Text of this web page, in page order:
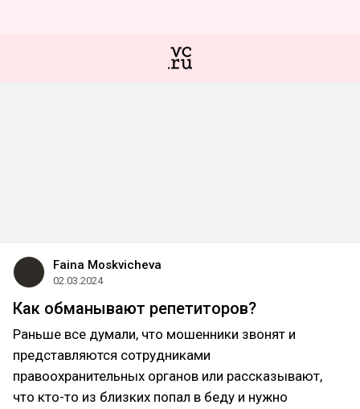
Faina Moskvicheva
02.03.2024
Как обманывают репетиторов?
Раньше все думали, что мошенники звонят и
представляются сотрудниками
правоохранительных органов или рассказывают,
что кто-то из близких попал в беду и нужно